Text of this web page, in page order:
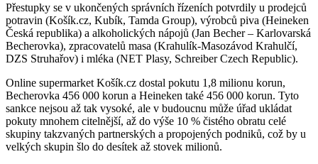
Přestupky se v ukončených správních řízeních potvrdily u prodejců
potravin (Košík.cz, Kubík, Tamda Group), výrobců piva (Heineken
Česká republika) a alkoholických nápojů (Jan Becher – Karlovarská
Becherovka), zpracovatelů masa (Krahulík-Masozávod Krahulčí,
DZS Struhařov) i mléka (NET Plasy, Schreiber Czech Republic).
Online supermarket Košík.cz dostal pokutu 1,8 milionu korun,
Becherovka 456 000 korun a Heineken také 456 000 korun. Tyto
sankce nejsou až tak vysoké, ale v budoucnu může úřad ukládat
pokuty mnohem citelnější, až do výše 10 % čistého obratu celé
skupiny takzvaných partnerských a propojených podniků, což by u
velkých skupin šlo do desítek až stovek milionů.